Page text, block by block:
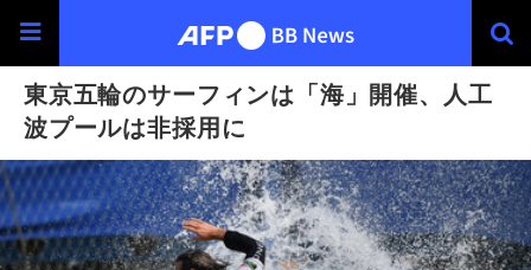
東京五輪のサーフィンは「海」開催、人工
波プールは非採用に